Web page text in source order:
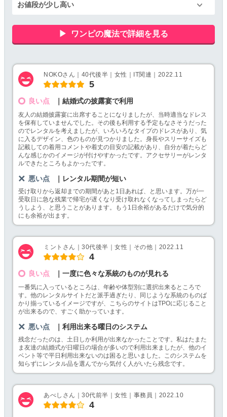
お値段が少し高い
ワンピの魔法で詳細を見る
NOKOさん｜40代後半｜女性｜IT関連｜2022.11
5
良い点 ｜結婚式の披露宴で利用
友人の結婚披露宴に出席することになりましたが、当時適当なドレス
を保有していませんでした。その後も利用する予定もなさそうだった
のでレンタルを考えましたが、いろいろなタイプのドレスがあり、気
に入るデザイン、色のものが見つかりました。身長やスリーサイズも
記載しての着用コメントや着丈の目安の記載があり、自分が着たらど
んな感じかのイメージが付けやすかったです。アクセサリーがレンタ
ルできたところもよかったです。
悪い点 ｜レンタル期間が短い
受け取りから返却までの期間があと1日あれば、と思います。万が一
受取日に急な残業で帰宅が遅くなり受け取れなくなってしまったらど
うしよう、と思うことがあります。もう1日余裕があるだけで気分的
にも余裕が出ます。
ミントさん｜30代後半｜女性｜その他｜2022.11
4
良い点 ｜一度に色々な系統のものが見れる
一番気に入っているところは、年齢や体型別に選択出来るところで
す。他のレンタルサイトだと派手過ぎたり、同じような系統のものば
かり揃っているイメージですが、こちらのサイトはTPOに応じること
が出来るので、すごく助かっています。
悪い点 ｜利用出来る曜日のシステム
残念だったのは、土日しか利用が出来なかったことです。私はたまた
ま友達の結婚式が日曜日の場合が多いので利用出来ましたが、他のイ
ベント等で平日利用出来ないのは困ると思いました。このシステムを
知らずにレンタル品を選んでから気付く人がいたら残念です。
あべしさん｜30代前半｜女性｜事務員｜2022.10
4